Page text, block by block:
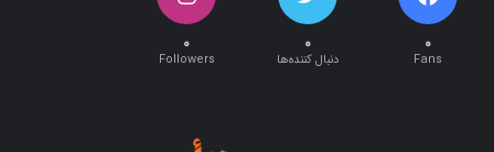
۰
Fans
۰
دنبال کننده‌ها
۰
Followers